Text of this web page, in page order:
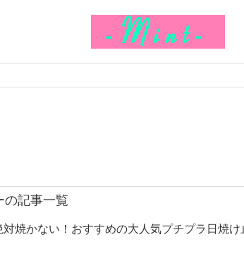
の記事一覧
対焼かない！おすすめの大人気プチプラ日焼